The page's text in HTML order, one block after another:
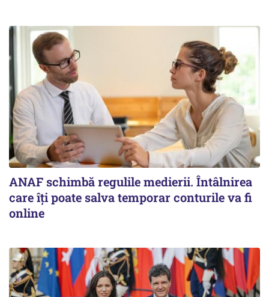
ANAF schimbă regulile medierii. Întâlnirea
care îți poate salva temporar conturile va fi
online